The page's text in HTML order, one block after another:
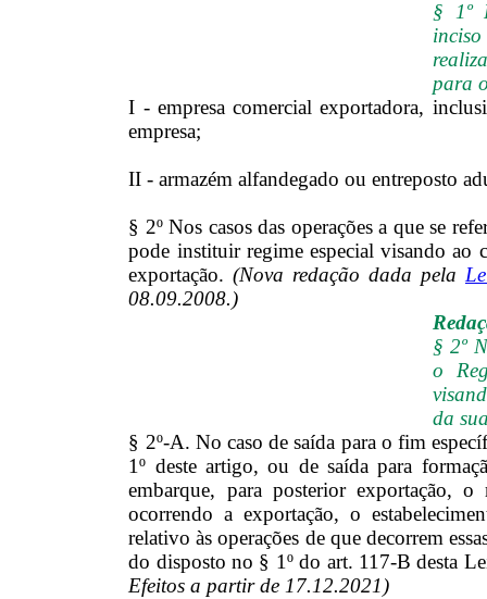
§ 1º
para
I - empresa comercial exportadora,
empresa;
II - armazém alfandegado ou entreposto
§ 2º Nos casos das operações a que se
pode instituir regime especial visando ao
exportação.(Nova redação dada pela
08.09.2008.)
§ 2º
o
da
§ 2º-A. No caso de saída para o fim
1º deste artigo, ou de saída para
embarque, para posterior exportação, o
ocorrendo a exportação, o
relativo às operações de que decorrem
do disposto no § 1º do art. 117-B desta
Efeitos a partir de 17.12.2021)